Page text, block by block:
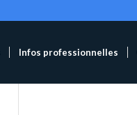
Infos professionnelles